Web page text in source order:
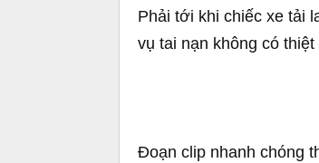
Phải tới khi chiếc xe tải
vụ tai nạn không có
Đoạn clip nhanh chóng